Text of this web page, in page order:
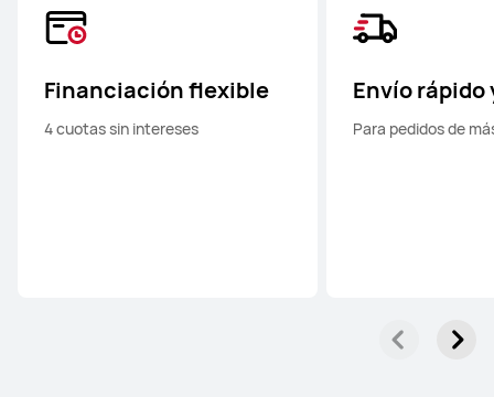
Financiación flexible
4 cuotas sin intereses
Envío rápido
Para pedidos de